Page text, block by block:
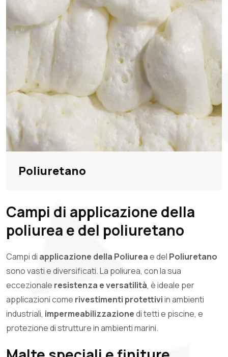
Poliuretano
Campi di applicazione della
poliurea e del poliuretano
Campi di applicazione della Poliureae del Poliuretano
sono vasti e diversificati. La poliurea, con la sua
eccezionale resistenza e versatilità, è ideale per
applicazioni come rivestimenti protettiviin ambienti
industriali, impermeabilizzazionedi tetti e piscine, e
protezione di strutture in ambienti marini.